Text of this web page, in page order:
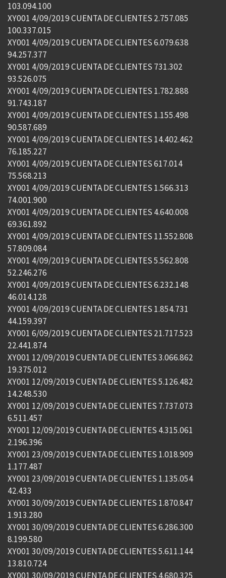
103.094.100
XY001 4/09/2019 CUENTA DE CLIENTES 2.757.085
100.337.015
XY001 4/09/2019 CUENTA DE CLIENTES 6.079.638
94.257.377
XY001 4/09/2019 CUENTA DE CLIENTES 731.302
93.526.075
XY001 4/09/2019 CUENTA DE CLIENTES 1.782.888
91.743.187
XY001 4/09/2019 CUENTA DE CLIENTES 1.155.498
90.587.689
XY001 4/09/2019 CUENTA DE CLIENTES 14.402.462
76.185.227
XY001 4/09/2019 CUENTA DE CLIENTES 617.014
75.568.213
XY001 4/09/2019 CUENTA DE CLIENTES 1.566.313
74.001.900
XY001 4/09/2019 CUENTA DE CLIENTES 4.640.008
69.361.892
XY001 4/09/2019 CUENTA DE CLIENTES 11.552.808
57.809.084
XY001 4/09/2019 CUENTA DE CLIENTES 5.562.808
52.246.276
XY001 4/09/2019 CUENTA DE CLIENTES 6.232.148
46.014.128
XY001 4/09/2019 CUENTA DE CLIENTES 1.854.731
44.159.397
XY001 6/09/2019 CUENTA DE CLIENTES 21.717.523
22.441.874
XY001 12/09/2019 CUENTA DE CLIENTES 3.066.862
19.375.012
XY001 12/09/2019 CUENTA DE CLIENTES 5.126.482
14.248.530
XY001 12/09/2019 CUENTA DE CLIENTES 7.737.073
6.511.457
XY001 12/09/2019 CUENTA DE CLIENTES 4.315.061
2.196.396
XY001 23/09/2019 CUENTA DE CLIENTES 1.018.909
1.177.487
XY001 23/09/2019 CUENTA DE CLIENTES 1.135.054
42.433
XY001 30/09/2019 CUENTA DE CLIENTES 1.870.847
1.913.280
XY001 30/09/2019 CUENTA DE CLIENTES 6.286.300
8.199.580
XY001 30/09/2019 CUENTA DE CLIENTES 5.611.144
13.810.724
XY001 30/09/2019 CUENTA DE CLIENTES 4.680.325